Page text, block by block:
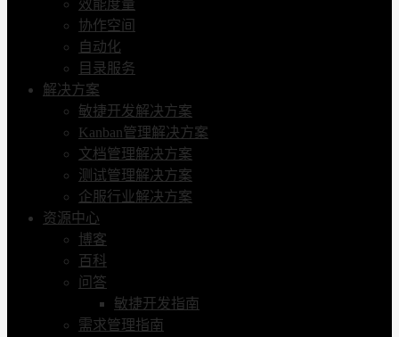
效能度量
协作空间
自动化
目录服务
解决方案
敏捷开发解决方案
Kanban管理解决方案
文档管理解决方案
测试管理解决方案
企服行业解决方案
资源中心
博客
百科
问答
敏捷开发指南
需求管理指南